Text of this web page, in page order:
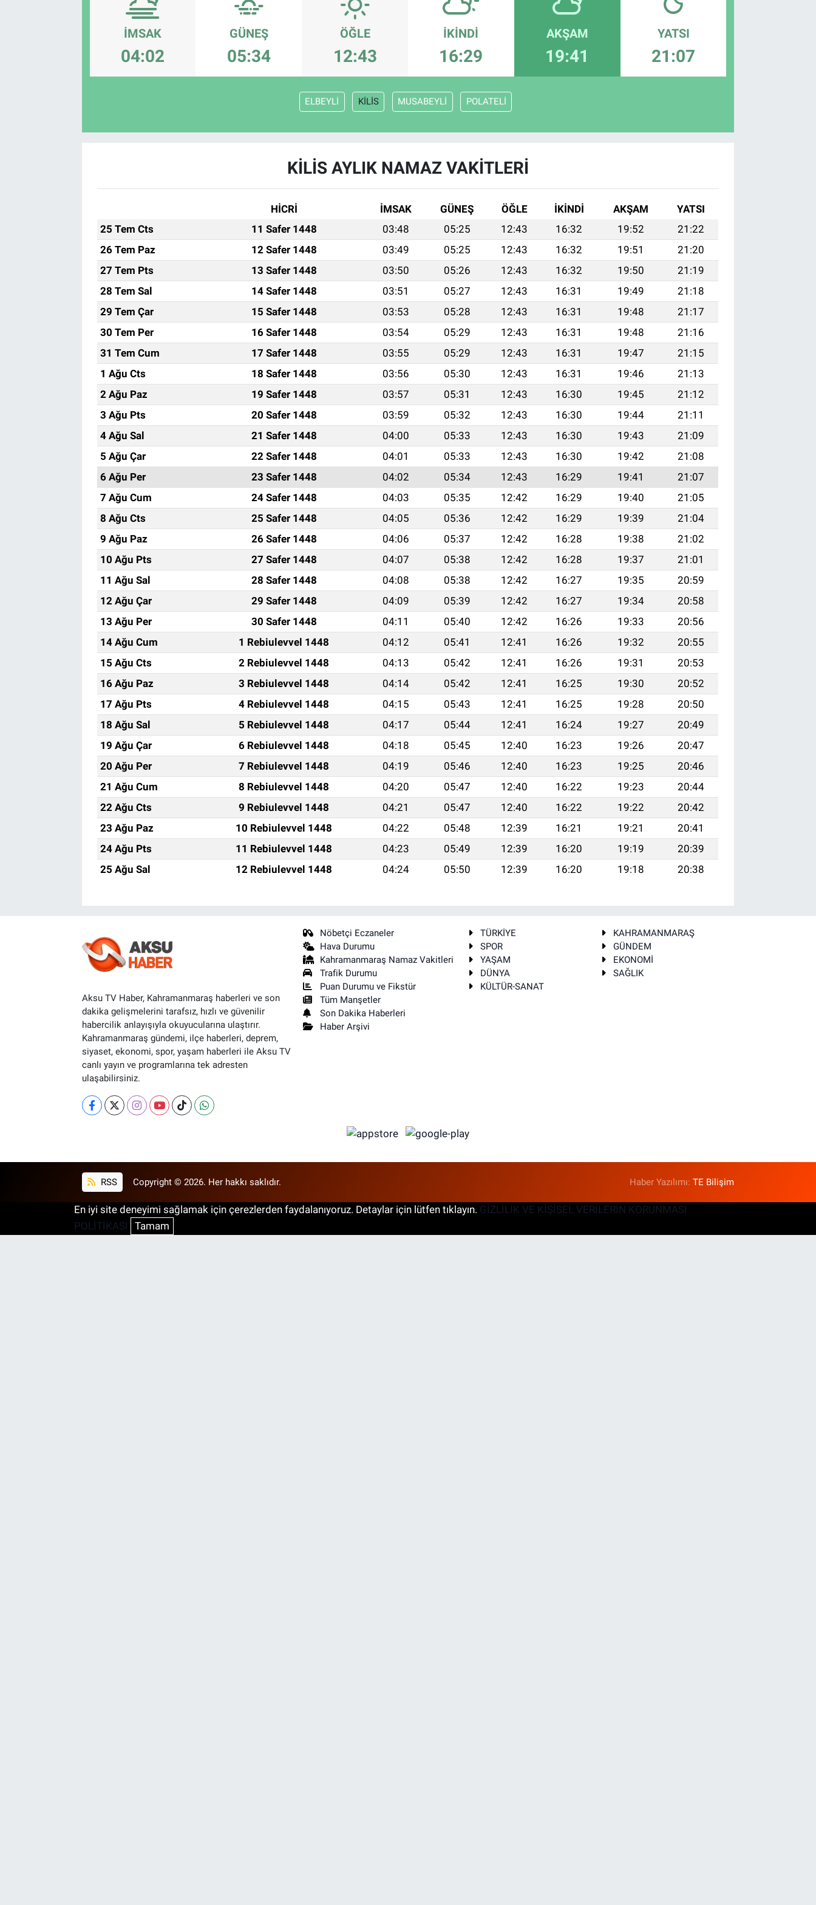
İMSAK
04:02
GÜNEŞ
05:34
ÖĞLE
12:43
İKINDI
16:29
AKŞAM
19:41
YATSI
21:07
ELBEYLİ KİLİS MUSABEYLİ POLATELİ
KİLİS AYLIK NAMAZ VAKITLERI
HİCRİ İMSAK GÜNEŞ ÖĞLE İKINDI AKŞAM
YATSI
25 Tem Cts
11 Safer 1448 03:48 05:25 12:43 16:32 19:52
21:22
26 Tem Paz
12 Safer 1448 03:49 05:25 12:43 16:32 19:51
21:20
27 Tem Pts
13 Safer 1448 03:50 05:26 12:43 16:32 19:50
21:19
28 Tem Sal
14 Safer 1448 03:51 05:27 12:43 16:31 19:49
21:18
29 Tem Çar
15 Safer 1448 03:53 05:28 12:43 16:31 19:48
21:17
30 Tem Per
16 Safer 1448 03:54 05:29 12:43 16:31 19:48
21:16
31 Tem Cum
17 Safer 1448 03:55 05:29 12:43 16:31 19:47
21:15
1 Ağu Cts
18 Safer 1448 03:56 05:30 12:43 16:31 19:46
21:13
2 Ağu Paz
19 Safer 1448 03:57 05:31 12:43 16:30 19:45
21:12
3 Ağu Pts
20 Safer 1448 03:59 05:32 12:43 16:30 19:44
21:11
4 Ağu Sal
21 Safer 1448 04:00 05:33 12:43 16:30 19:43
21:09
5 Ağu Çar
22 Safer 1448 04:01 05:33 12:43 16:30 19:42
21:08
6 Ağu Per
23 Safer 1448 04:02 05:34 12:43 16:29 19:41
21:07
7 Ağu Cum
24 Safer 1448 04:03 05:35 12:42 16:29 19:40
21:05
8 Ağu Cts
25 Safer 1448 04:05 05:36 12:42 16:29 19:39
21:04
9 Ağu Paz
26 Safer 1448 04:06 05:37 12:42 16:28 19:38
21:02
10 Ağu Pts
27 Safer 1448 04:07 05:38 12:42 16:28 19:37
21:01
11 Ağu Sal
28 Safer 1448 04:08 05:38 12:42 16:27 19:35
20:59
12 Ağu Çar
29 Safer 1448 04:09 05:39 12:42 16:27 19:34
20:58
13 Ağu Per
30 Safer 1448 04:11 05:40 12:42 16:26 19:33
20:56
14 Ağu Cum
1 Rebiulevvel 1448 04:12 05:41 12:41 16:26 19:32
20:55
15 Ağu Cts
2 Rebiulevvel 1448 04:13 05:42 12:41 16:26 19:31
20:53
16 Ağu Paz
3 Rebiulevvel 1448 04:14 05:42 12:41 16:25 19:30
20:52
17 Ağu Pts
4 Rebiulevvel 1448 04:15 05:43 12:41 16:25 19:28
20:50
18 Ağu Sal
5 Rebiulevvel 1448 04:17 05:44 12:41 16:24 19:27
20:49
19 Ağu Çar
6 Rebiulevvel 1448 04:18 05:45 12:40 16:23 19:26
20:47
20 Ağu Per
7 Rebiulevvel 1448 04:19 05:46 12:40 16:23 19:25
20:46
21 Ağu Cum
8 Rebiulevvel 1448 04:20 05:47 12:40 16:22 19:23
20:44
22 Ağu Cts
9 Rebiulevvel 1448 04:21 05:47 12:40 16:22 19:22
20:42
23 Ağu Paz
10 Rebiulevvel 1448 04:22 05:48 12:39 16:21 19:21
20:41
24 Ağu Pts
11 Rebiulevvel 1448 04:23 05:49 12:39 16:20 19:19
20:39
25 Ağu Sal
12 Rebiulevvel 1448 04:24 05:50 12:39 16:20 19:18 20:38
Aksu TV Haber, Kahramanmaraş haberleri ve son
dakika gelişmelerini tarafsız, hızlı ve güvenilir
habercilik anlayışıyla okuyucularına ulaştırır.
Kahramanmaraş gündemi, ilçe haberleri, deprem,
siyaset, ekonomi, spor, yaşam haberleri ile Aksu TV
canlı yayın ve programlarına tek adresten
ulaşabilirsiniz.
Nöbetçi Eczaneler
Hava Durumu
Kahramanmaraş Namaz Vakitleri
Trafik Durumu
Puan Durumu ve Fikstür
Tüm Manşetler
Son Dakika Haberleri
Haber Arşivi
TÜRKİYE
KAHRAMANMARAŞ
SPOR
GÜNDEM
YAŞAM
EKONOMİ
DÜNYA
SAĞLIK
KÜLTÜR-SANAT
RSS Copyright © 2026. Her hakkı saklıdır. Haber Yazılımı:TE Bilişim
En iyi site deneyimi sağlamak için çerezlerden faydalanıyoruz. Detaylar için lütfen tıklayın. GİZLİLİK VE KİŞİSEL VERİLERİN KORUNMASI
POLİTİKASI
Tamam